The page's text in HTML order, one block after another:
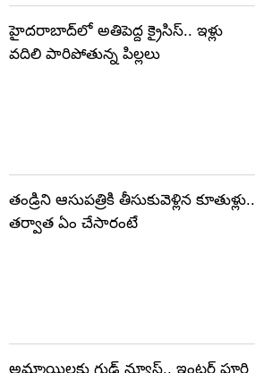
హైదరాబాద్‌లో అతిపెద్ద క్రైసిస్.. ఇళ్లు
వదిలి పారిపోతున్న పిల్లలు
తండ్రిని ఆసుపత్రికి తీసుకువెళ్లిన కూతుళ్లు..
తర్వాత ఏం చేసారంటే
అమ్మాయిలకు గుడ్ న్యూస్.. ఇంటర్ పూర్తి